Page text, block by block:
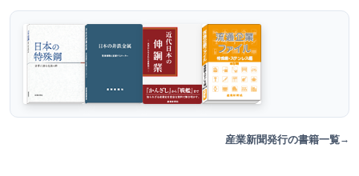
産業新聞発行の書籍一覧